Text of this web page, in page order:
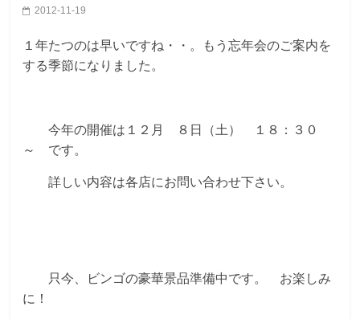
2012-11-19
１年たつのは早いですね・・。もう忘年会のご案内を
する季節になりました。
今年の開催は１２月 ８日（土） １８：３０
～ です。
詳しい内容は各店にお問い合わせ下さい。
只今、ビンゴの豪華景品準備中です。 お楽しみ
に！